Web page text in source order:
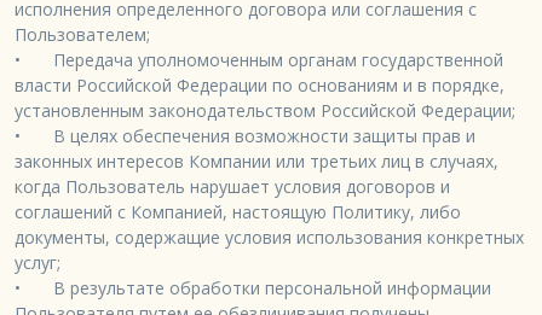
исполнения определенного договора или соглашения с
Пользователем;
•	Передача уполномоченным органам государственной
власти Российской Федерации по основаниям и в порядке,
установленным законодательством Российской Федерации;
•	В целях обеспечения возможности защиты прав и
законных интересов Компании или третьих лиц в случаях,
когда Пользователь нарушает условия договоров и
соглашений с Компанией, настоящую Политику, либо
документы, содержащие условия использования конкретных
услуг;
•	В результате обработки персональной информации